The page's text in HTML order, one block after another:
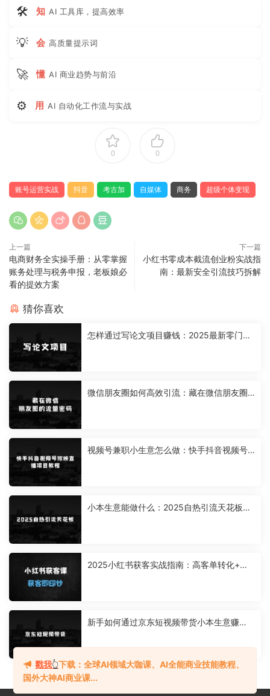
🛠 知 AI 工具库，提高效率
💡 会 高质量提示词
🚀 懂 AI 商业趋势与前沿
⚙ 用 AI 自动化工作流与实战
0 0
账号运营实战 抖音 考古加 自媒体 商务 超级个体变现
上一篇
电商财务全实操手册：从零掌握
账务处理与税务申报，老板娘必
看的提效方案
下一篇
小红书零成本截流创业粉实战指
南：最新安全引流技巧拆解
猜你喜欢
怎样通过写论文项目赚钱：2025最新零门槛
微信朋友圈如何高效引流：藏在微信朋友圈
视频号兼职小生意怎么做：快手抖音视频号
小本生意能做什么：2025自热引流天花板，
2025小红书获客实战指南：高客单转化+矩
新手如何通过京东短视频带货小本生意赚
货，不用剪辑，搬运上传，日入1K【揭秘】
戳我👆下载：全球AI领域大咖课、AI全能商业技能教程、
国外大神AI商业课...